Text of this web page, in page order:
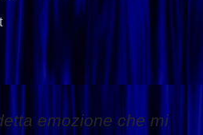
emozione che mi